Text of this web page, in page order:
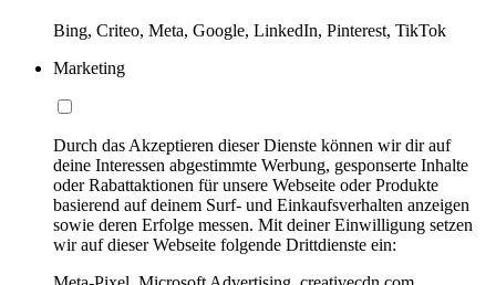
Bing, Criteo, Meta, Google, LinkedIn, Pinterest, TikTok
Marketing
Durch das Akzeptieren dieser Dienste können wir dir auf
deine Interessen abgestimmte Werbung, gesponserte Inhalte
oder Rabattaktionen für unsere Webseite oder Produkte
basierend auf deinem Surf- und Einkaufsverhalten anzeigen
sowie deren Erfolge messen. Mit deiner Einwilligung setzen
wir auf dieser Webseite folgende Drittdienste ein: